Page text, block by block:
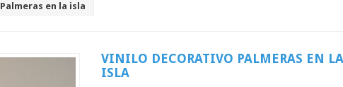
Palmeras en la isla
VINILO DECORATIVO PALMERAS EN LA
ISLA